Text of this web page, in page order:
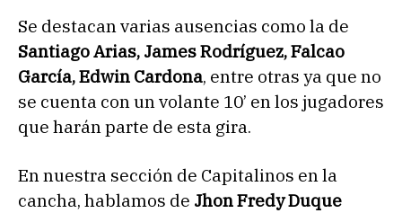
Se destacan varias ausencias como la de
Santiago Arias, James Rodríguez, Falcao
García, Edwin Cardona, entre otras ya que no
se cuenta con un volante 10’ en los jugadores
que harán parte de esta gira.
En nuestra sección de Capitalinos en la
cancha, hablamos de Jhon Fredy Duque